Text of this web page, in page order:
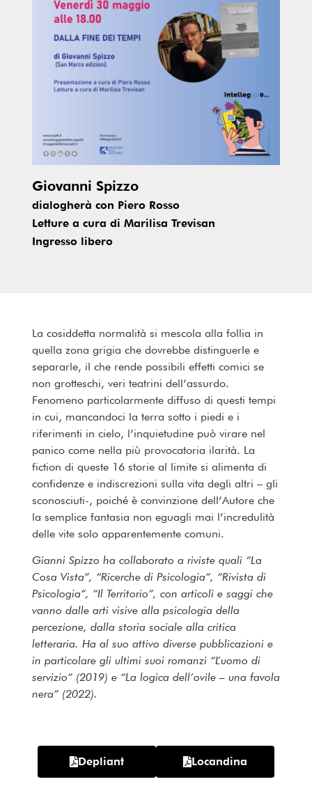
Giovanni Spizzo
dialogherà con Piero Rosso
Letture a cura di Marilisa Trevisan
Ingresso libero
La cosiddetta normalità si mescola alla follia in
quella zona grigia che dovrebbe distinguerle e
separarle, il che rende possibili effetti comici se
non grotteschi, veri teatrini dell’assurdo.
Fenomeno particolarmente diffuso di questi tempi
in cui, mancandoci la terra sotto i piedi e i
riferimenti in cielo, l’inquietudine può virare nel
panico come nella più provocatoria ilarità. La
fiction di queste 16 storie al limite si alimenta di
confidenze e indiscrezioni sulla vita degli altri – gli
sconosciuti-, poiché è convinzione dell’Autore che
la semplice fantasia non eguagli mai l’incredulità
delle vite solo apparentemente comuni.
Gianni Spizzo ha collaborato a riviste quali “La
Cosa Vista”, “Ricerche di Psicologia”, “Rivista di
Psicologia”, “Il Territorio”, con articoli e saggi che
vanno dalle arti visive alla psicologia della
percezione, dalla storia sociale alla critica
letteraria. Ha al suo attivo diverse pubblicazioni e
in particolare gli ultimi suoi romanzi “L’uomo di
servizio” (2019) e “La logica dell’ovile – una favola
nera” (2022).
Depliant Locandina